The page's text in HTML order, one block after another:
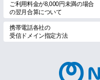
ご利用料金が8,000円未満の場合
の翌月合算について
携帯電話各社の
受信ドメイン指定方法